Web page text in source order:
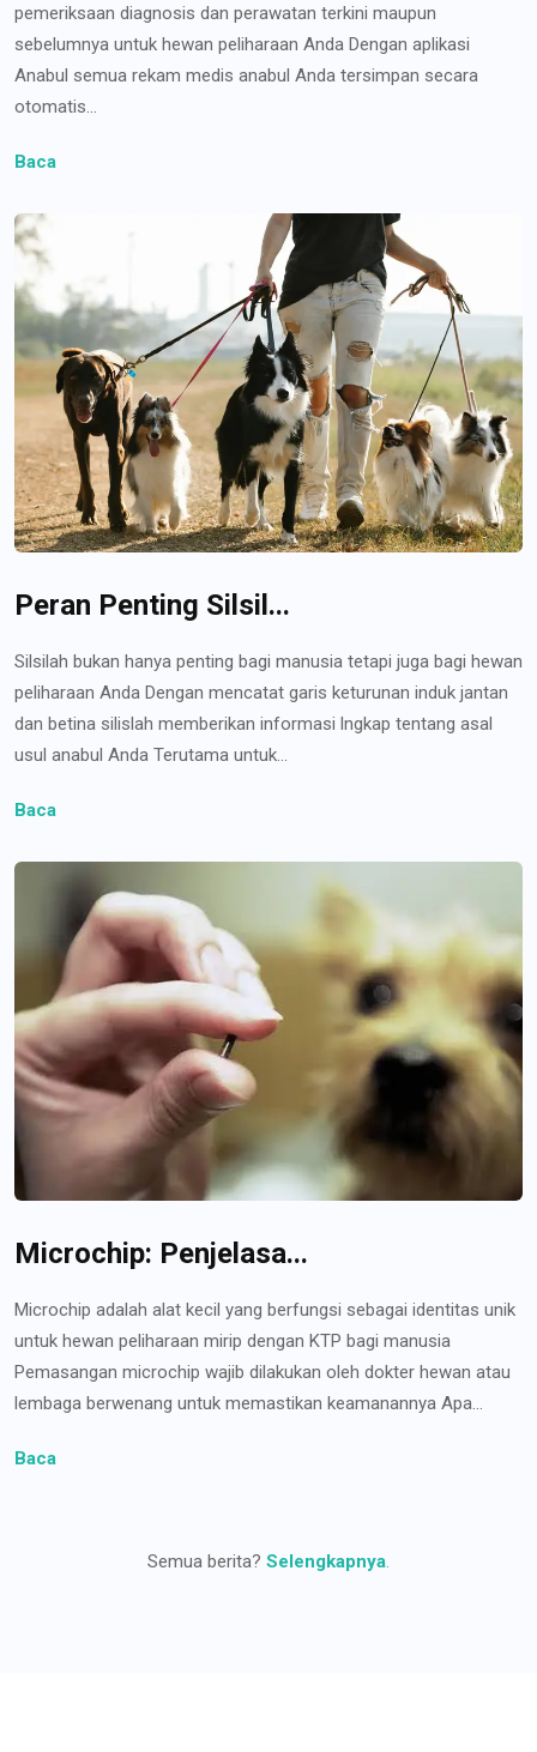
pemeriksaan diagnosis dan perawatan terkini maupun
sebelumnya untuk hewan peliharaan Anda Dengan aplikasi
Anabul semua rekam medis anabul Anda tersimpan secara
otomatis...
Baca
Peran Penting Silsil...
Silsilah bukan hanya penting bagi manusia tetapi juga bagi hewan
peliharaan Anda Dengan mencatat garis keturunan induk jantan
dan betina silislah memberikan informasi lngkap tentang asal
usul anabul Anda Terutama untuk...
Baca
Microchip: Penjelasa...
Microchip adalah alat kecil yang berfungsi sebagai identitas unik
untuk hewan peliharaan mirip dengan KTP bagi manusia
Pemasangan microchip wajib dilakukan oleh dokter hewan atau
lembaga berwenang untuk memastikan keamanannya Apa...
Baca
Semua berita? Selengkapnya.